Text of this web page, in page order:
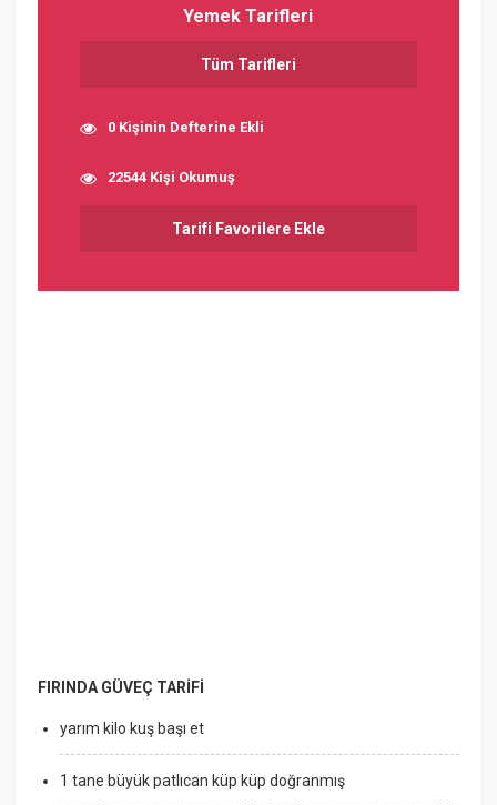
Yemek Tarifleri
Tüm Tarifleri
0 Kişinin Defterine Ekli
22544 Kişi Okumuş
Tarifi Favorilere Ekle
FIRINDA GÜVEÇ TARİFİ
yarım kilo kuş başı et
1 tane büyük patlıcan küp küp doğranmış